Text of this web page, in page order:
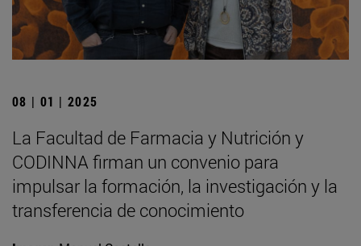
08 | 01 | 2025
La Facultad de Farmacia y Nutrición y
CODINNA firman un convenio para
impulsar la formación, la investigación y la
transferencia de conocimiento